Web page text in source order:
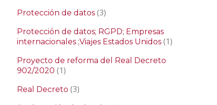
Protección de datos (3)
Protección de datos; RGPD; Empresas
internacionales ;Viajes Estados Unidos (1)
Proyecto de reforma del Real Decreto
902/2020 (1)
Real Decreto (3)